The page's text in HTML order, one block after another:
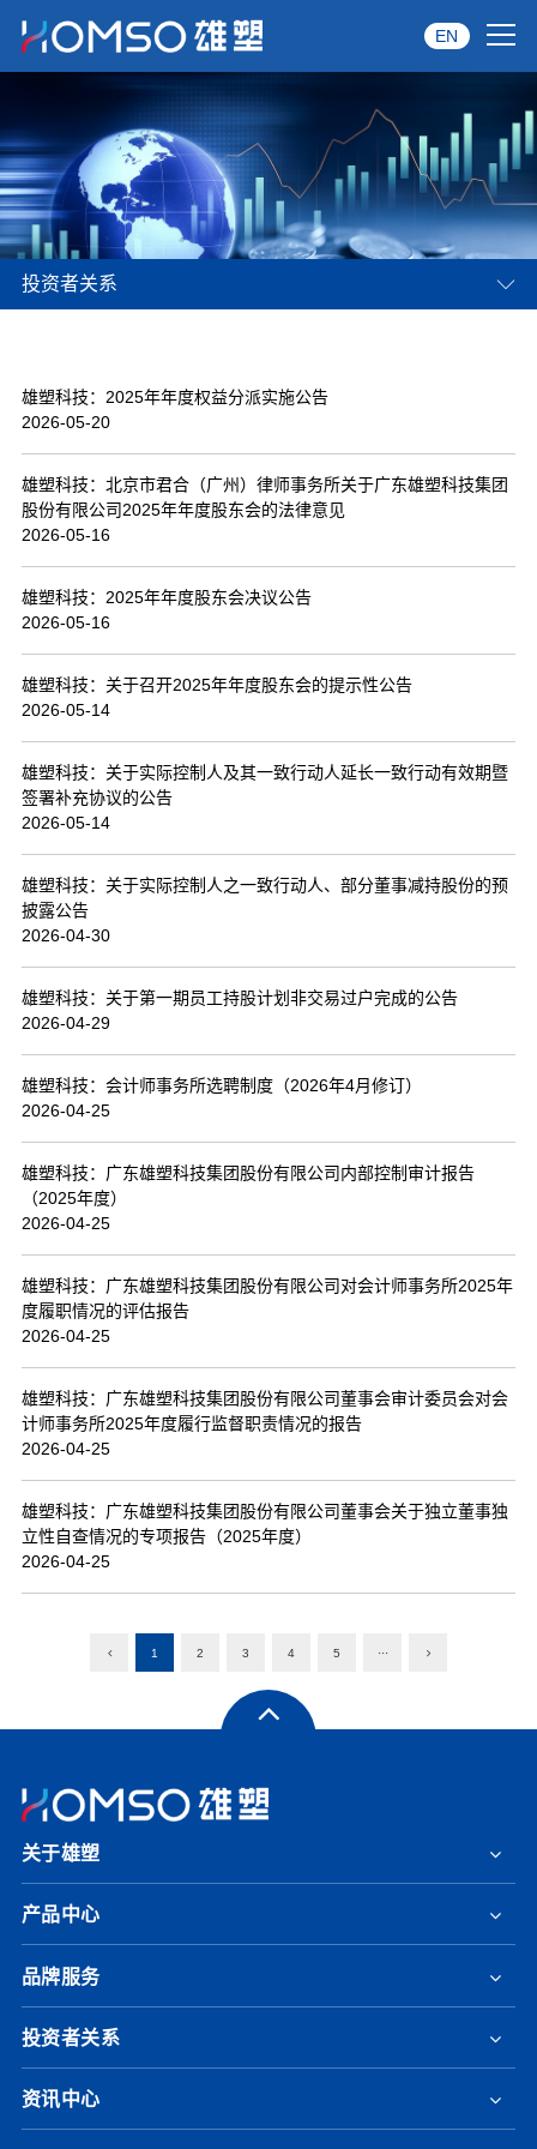
关于雄塑
产品中心
品牌服务
资讯中心
经典案例
联系我们
EN
投资者关系
雄塑科技：2025年年度权益分派实施公告
2026-05-20
雄塑科技：北京市君合（广州）律师事务所关于广东雄塑科技集团
股份有限公司2025年年度股东会的法律意见
2026-05-16
雄塑科技：2025年年度股东会决议公告
2026-05-16
雄塑科技：关于召开2025年年度股东会的提示性公告
2026-05-14
雄塑科技：关于实际控制人及其一致行动人延长一致行动有效期暨
签署补充协议的公告
2026-05-14
雄塑科技：关于实际控制人之一致行动人、部分董事减持股份的预
披露公告
2026-04-30
雄塑科技：关于第一期员工持股计划非交易过户完成的公告
2026-04-29
雄塑科技：会计师事务所选聘制度（2026年4月修订）
2026-04-25
雄塑科技：广东雄塑科技集团股份有限公司内部控制审计报告
（2025年度）
2026-04-25
雄塑科技：广东雄塑科技集团股份有限公司对会计师事务所2025年
度履职情况的评估报告
2026-04-25
雄塑科技：广东雄塑科技集团股份有限公司董事会审计委员会对会
计师事务所2025年度履行监督职责情况的报告
2026-04-25
雄塑科技：广东雄塑科技集团股份有限公司董事会关于独立董事独
立性自查情况的专项报告（2025年度）
2026-04-25
1 2 3 4 5 ···
关于雄塑
产品中心
品牌服务
投资者关系
资讯中心